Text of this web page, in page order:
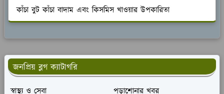
কাঁচা বুট কাঁচা বাদাম এবং কিসমিস খাওয়ার উপকারিতা
জনপ্রিয় ব্লগ ক্যাটাগরি
স্বাস্থ্য ও সেবা
পড়াশোনার খবর